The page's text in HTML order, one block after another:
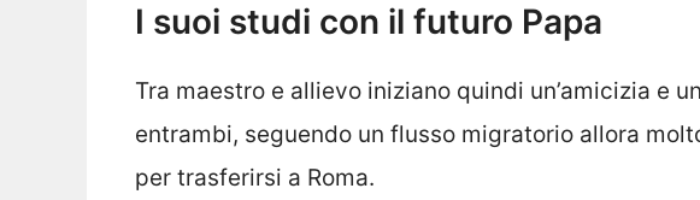
I suoi studi con il futuro Papa
Tra maestro e allievo iniziano quindi un’amicizia e
entrambi, seguendo un flusso migratorio allora
per trasferirsi a Roma.